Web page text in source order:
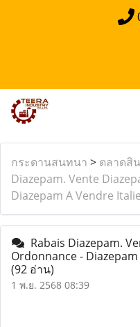
กระดานสนทนา > ตลาดสิ
Diazepam. Vente
Diazepam A Vendre
Rabais Diazepam.
Ordonnance -
(92 อ่าน)
1 พ.ย. 2568 08:39